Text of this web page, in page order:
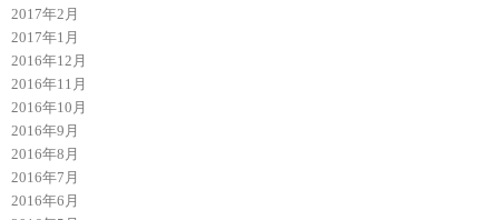
2017年2月
2017年1月
2016年12月
2016年11月
2016年10月
2016年9月
2016年8月
2016年7月
2016年6月